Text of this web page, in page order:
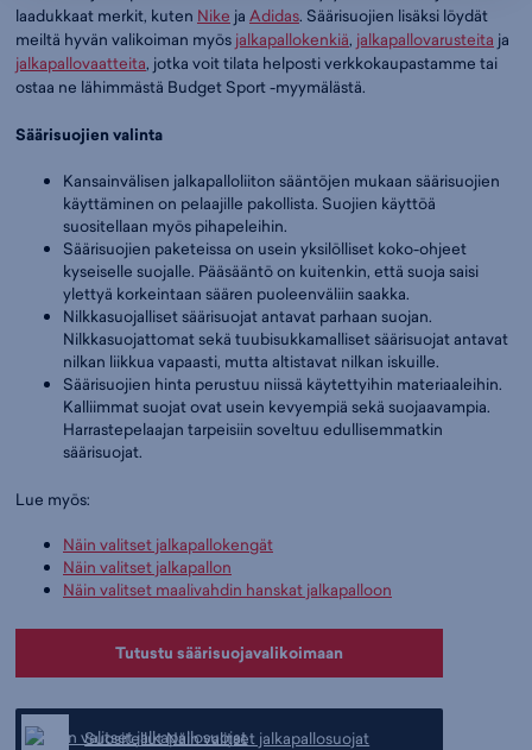
laadukkaat merkit, kuten Nike ja Adidas. Säärisuojien lisäksi löydät
meiltä hyvän valikoiman myös jalkapallokenkiä, jalkapallovarusteita ja
jalkapallovaatteita, jotka voit tilata helposti verkkokaupastamme tai
ostaa ne lähimmästä Budget Sport -myymälästä.
Säärisuojien valinta
Kansainvälisen jalkapalloliiton sääntöjen mukaan säärisuojien
käyttäminen on pelaajille pakollista. Suojien käyttöä
suositellaan myös pihapeleihin.
Säärisuojien paketeissa on usein yksilölliset koko-ohjeet
kyseiselle suojalle. Pääsääntö on kuitenkin, että suoja saisi
ylettyä korkeintaan säären puoleenväliin saakka.
Nilkkasuojalliset säärisuojat antavat parhaan suojan.
Nilkkasuojattomat sekä tuubisukkamalliset säärisuojat antavat
nilkan liikkua vapaasti, mutta altistavat nilkan iskuille.
Säärisuojien hinta perustuu niissä käytettyihin materiaaleihin.
Kalliimmat suojat ovat usein kevyempiä sekä suojaavampia.
Harrastepelaajan tarpeisiin soveltuu edullisemmatkin
säärisuojat.
Lue myös:
Näin valitset jalkapallokengät
Näin valitset jalkapallon
Näin valitset maalivahdin hanskat jalkapalloon
Tutustu säärisuojavalikoimaan
Suositellut Näin valitset jalkapallosuojat